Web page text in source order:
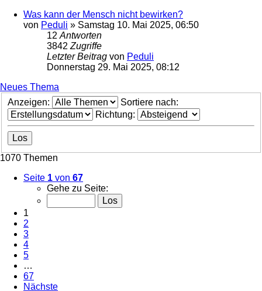
Was kann der Mensch nicht bewirken?
von Peduli » Samstag 10. Mai 2025, 06:50
12 Antworten
3842 Zugriffe
Letzter Beitrag von Peduli
Donnerstag 29. Mai 2025, 08:12
Neues Thema
Anzeigen:
Sortiere nach:
Richtung:
1070 Themen
Seite 1 von 67
Gehe zu Seite:
1
2
3
4
5
…
67
Nächste